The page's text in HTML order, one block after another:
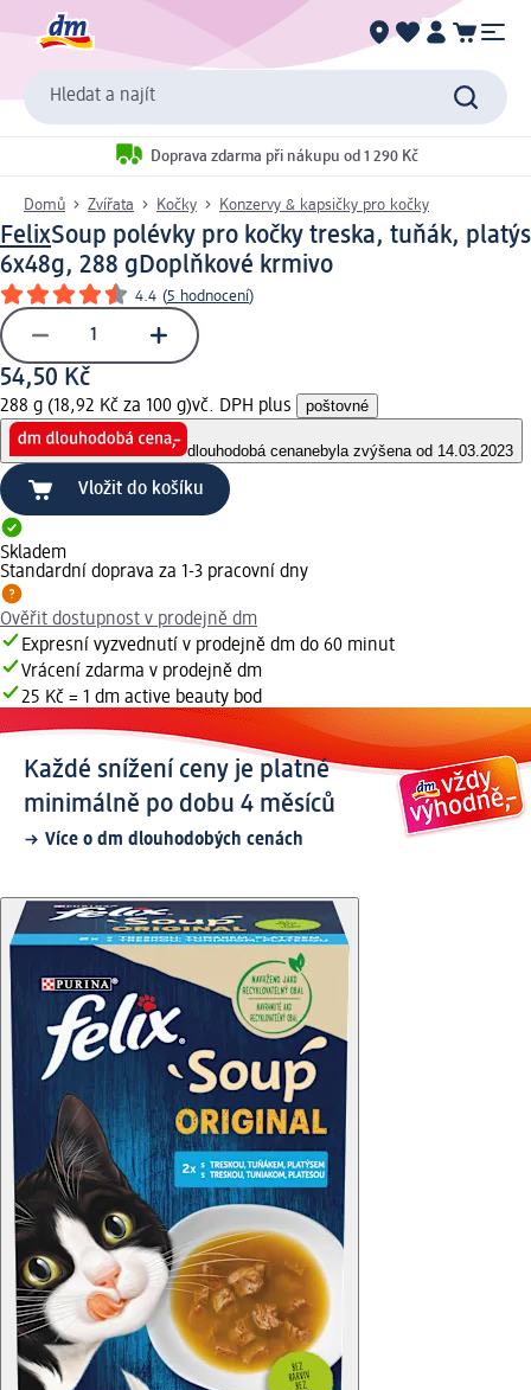
Hledat a najít
Doprava zdarma při nákupu od 1 290 Kč
Domů Zvířata Kočky Konzervy & kapsičky pro kočky
FelixSoup polévky pro kočky treska, tuňák, platýs
6x48g, 288 gDoplňkové krmivo
4.4 (5 hodnocení)
54,50 Kč
288 g (18,92 Kč za 100 g)vč. DPH plus poštovné
dlouhodobá cenanebyla zvýšena od 14.03.2023
Vložit do košíku
Skladem
Standardní doprava za 1-3 pracovní dny
Ověřit dostupnost v prodejně dm
Expresní vyzvednutí v prodejně dm do 60 minut
Vrácení zdarma v prodejně dm
25 Kč = 1 dm active beauty bod
Každé snížení ceny je platné
minimálně po dobu 4 měsíců
Více o dm dlouhodobých cenách